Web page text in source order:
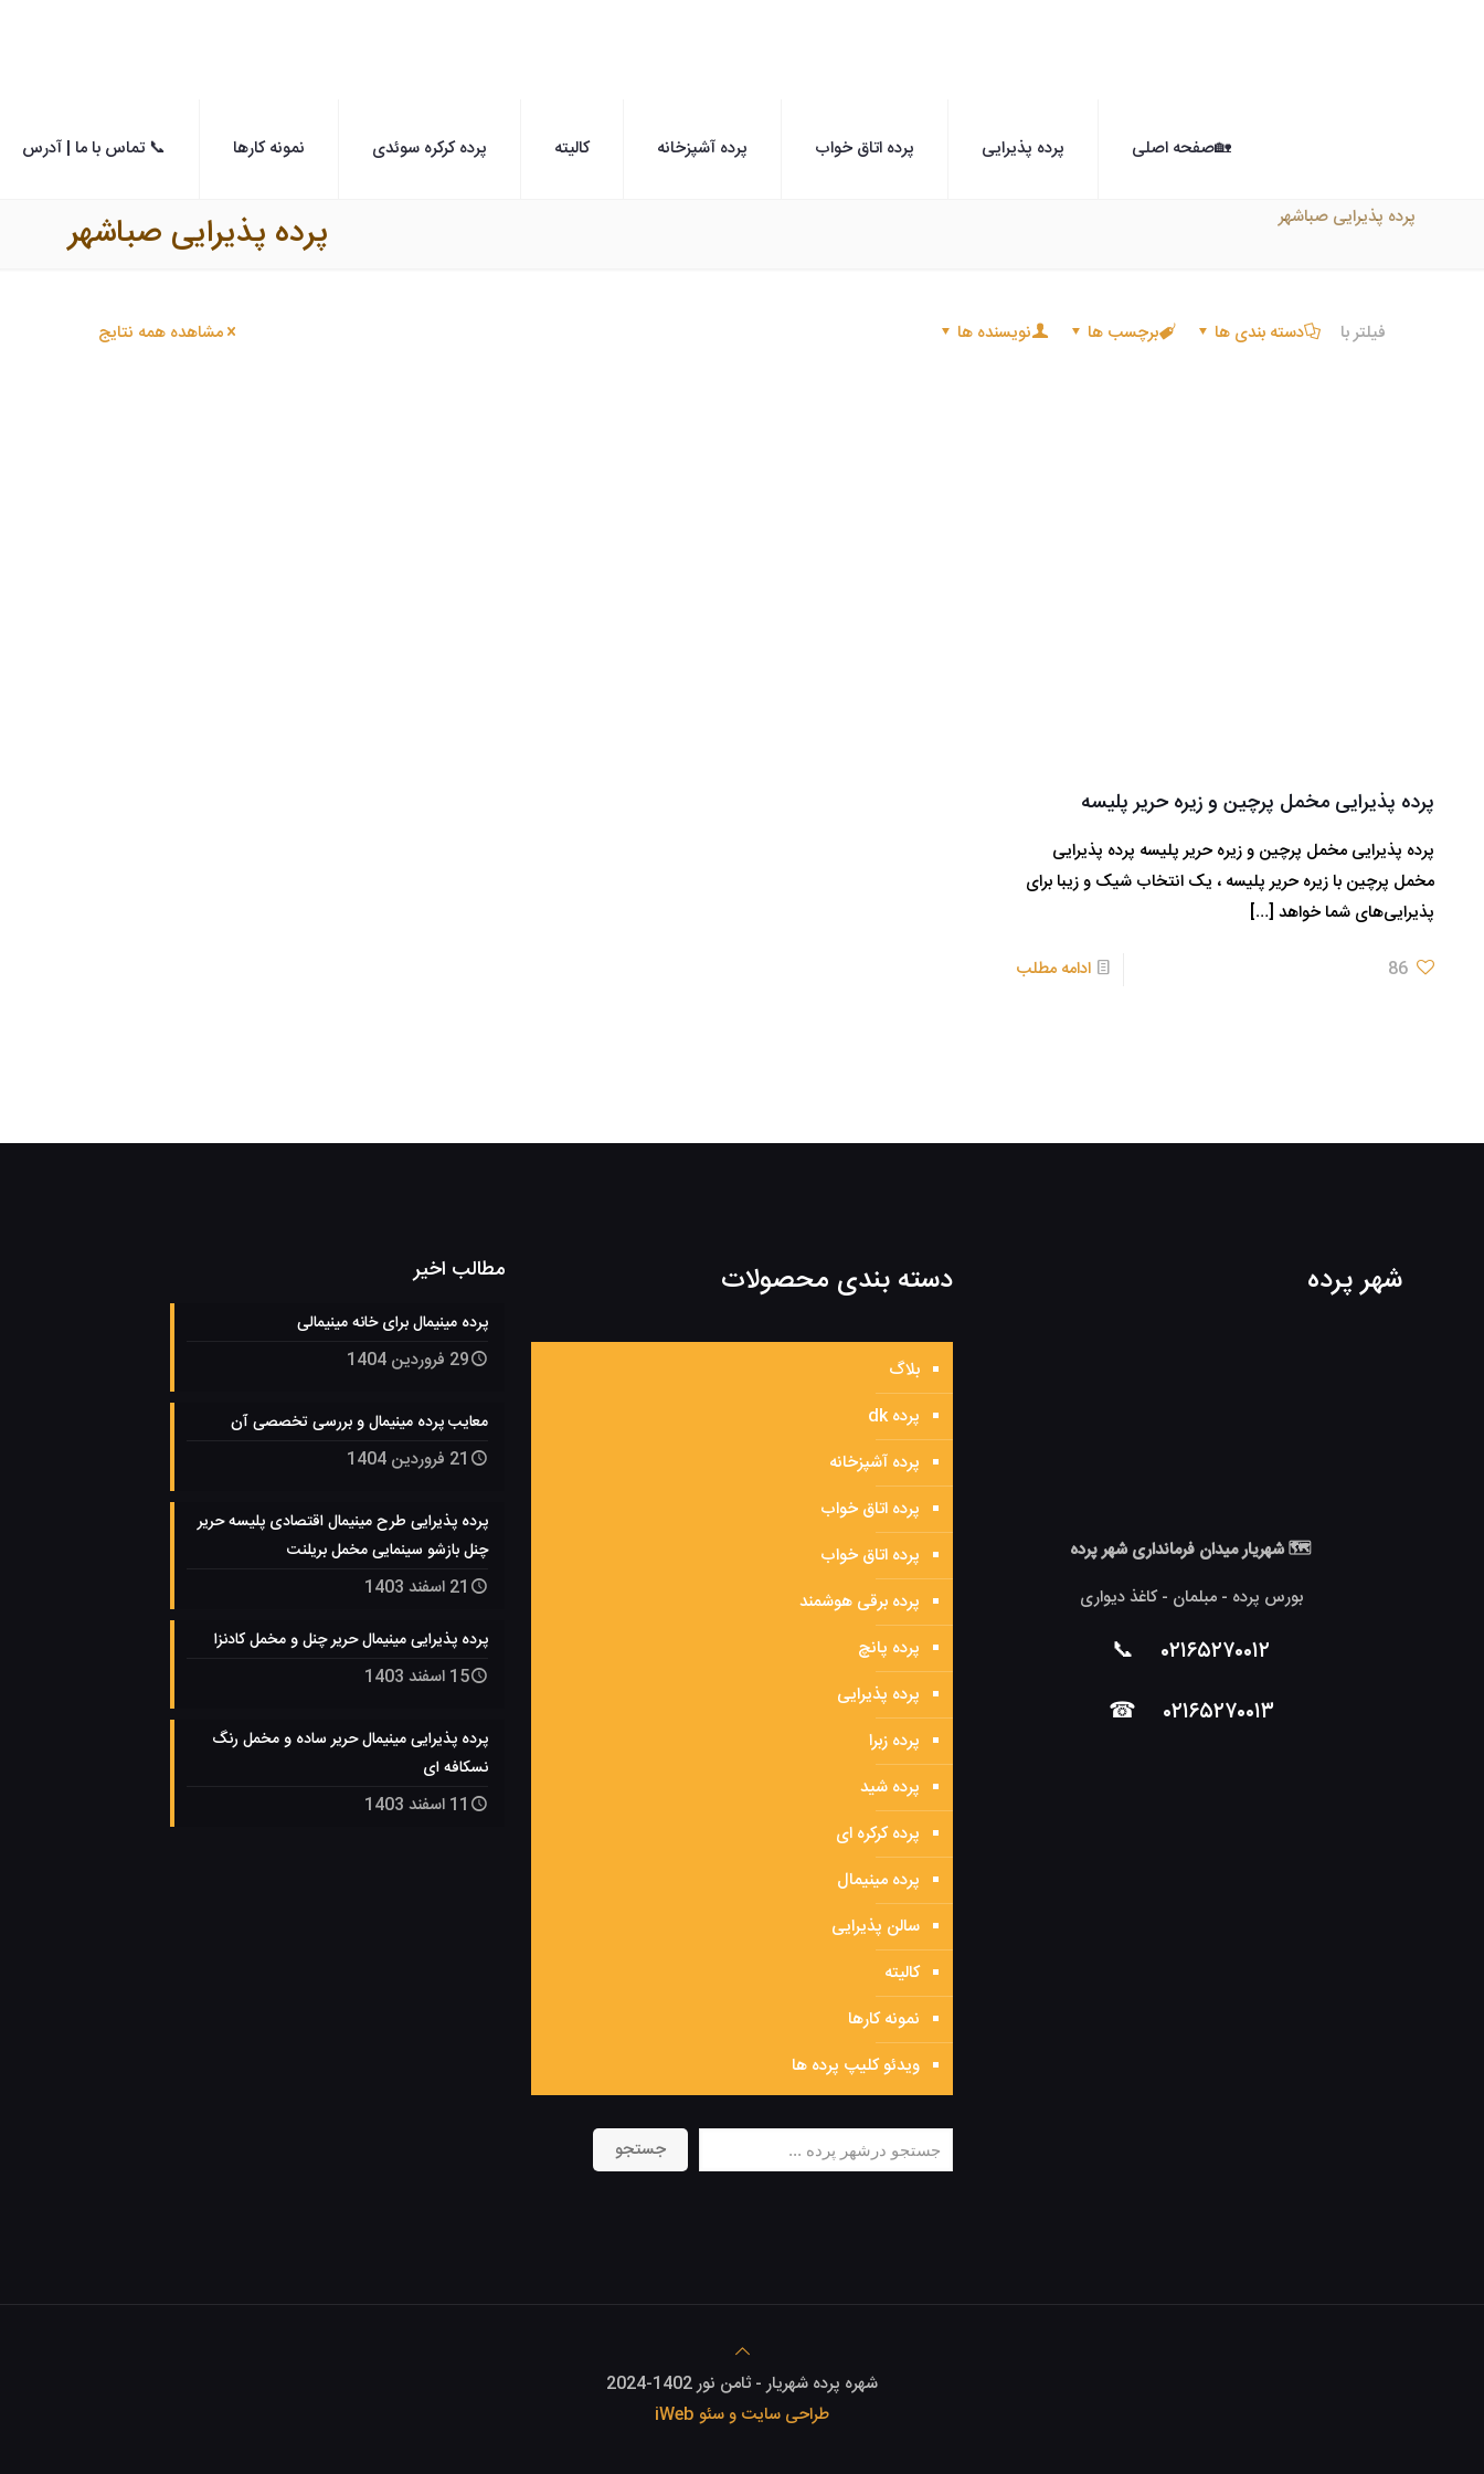
🏡صفحه اصلی پرده پذیرایی پرده اتاق خواب پرده آشپزخانه کالیته پرده کرکره سوئدی نمونه کارها 📞 تماس با ما | آدرس
پرده پذیرایی صباشهر پرده پذیرایی صباشهر
فیلتر با دسته بندی ها برچسب ها نویسنده ها مشاهده همه نتایج
پرده پذیرایی مخمل پرچین و زیره حریر پلیسه
پرده پذیرایی مخمل پرچین و زیره حریر پلیسه پرده‌ پذیرایی
مخمل پرچین با زیره حریر پلیسه ، یک انتخاب شیک و زیبا برای
پذیرایی‌های شما خواهد […]
86 ادامه مطلب
شهر پرده
🗺 شهریار میدان فرمانداری شهر پرده
بورس پرده - مبلمان - کاغذ دیواری
۰۲۱۶۵۲۷۰۰۱۲ 📞
۰۲۱۶۵۲۷۰۰۱۳ ☎
دسته بندی محصولات
بلاگ
پرده dk
پرده آشپزخانه
پرده اتاق خواب
پرده اتاق خواب
پرده برقی هوشمند
پرده پانچ
پرده پذیرایی
پرده زبرا
پرده شید
پرده کرکره ای
پرده مینیمال
سالن پذیرایی
کالیته
نمونه کارها
ویدئو کلیپ پرده ها
جستجو جستجو
مطالب اخیر
پرده مینیمال برای خانه مینیمالی
29 فروردین 1404
معایب پرده مینیمال و بررسی تخصصی آن
21 فروردین 1404
پرده پذیرایی طرح مینیمال اقتصادی پلیسه حریر
چنل بازشو سینمایی مخمل بریلنت
21 اسفند 1403
پرده پذیرایی مینیمال حریر چنل و مخمل کادنزا
15 اسفند 1403
پرده پذیرایی مینیمال حریر ساده و مخمل رنگ
نسکافه ای
11 اسفند 1403
شهره پرده شهریار - ثامن نور 1402-2024
طراحی سایت و سئو iWeb